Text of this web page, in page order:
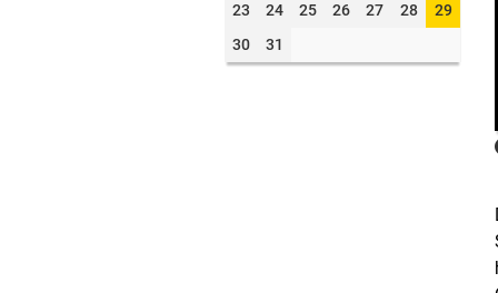
23
24 25 26 27 28
29
30
31